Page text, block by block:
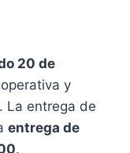
20 de
y
. La entrega de
entrega de
.